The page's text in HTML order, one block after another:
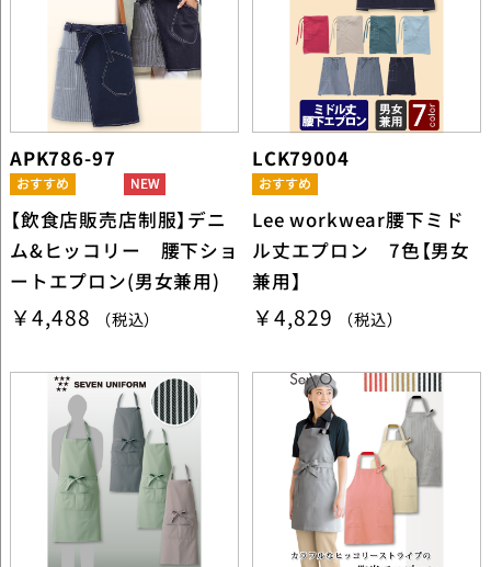
APK786-97
【飲食店販売店制服】デニ
ム&ヒッコリー 腰下ショ
ートエプロン(男女兼用)
￥4,488 （税込）
LCK79004
Lee workwear腰下ミド
ル丈エプロン 7色【男女
兼用】
￥4,829 （税込）